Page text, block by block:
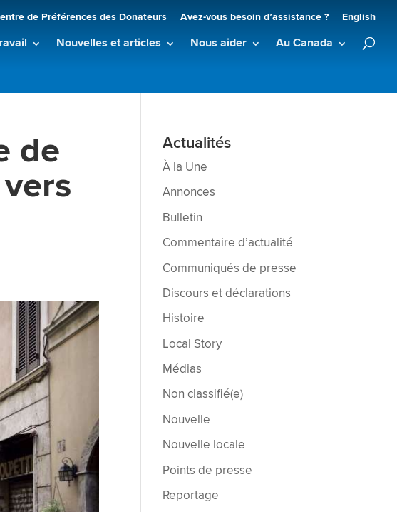
de Préférences des Donateurs Avez-vous besoin d’assistance ? English
Nouvelles et articles Nous aider Au Canada
de Actualités
À la Une
Annonces
Bulletin
Commentaire d’actualité
Communiqués de presse
Discours et déclarations
Histoire
Local Story
Médias
Non classifié(e)
Nouvelle
Nouvelle locale
Points de presse
Reportage